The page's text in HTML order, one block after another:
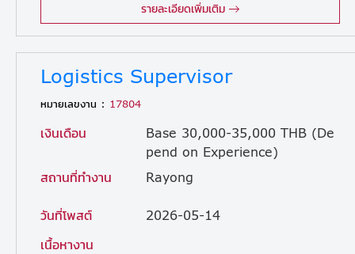
รายละเอียดเพิ่มเติม
Logistics Supervisor
หมายเลขงาน : 17804
เงินเดือน
Base 30,000-35,000 THB (De
pend on Experience)
สถานที่ทำงาน
Rayong
วันที่โพสต์
2026-05-14
เนื้อหางาน